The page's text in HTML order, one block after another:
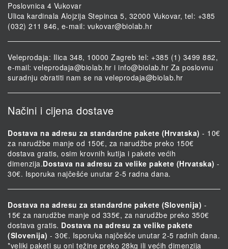
Poslovnica 4 Vukovar
Ulica kardinala Alojzija Stepinca 5, 32000 Vukovar, tel: +385
(032) 211 846, e-mail: vukovar@biolab.hr
Veleprodaja: Ilica 348, 10000 Zagreb tel: +385 (1) 3499 882,
e-mail: veleprodaja@biolab.hr i info@biolab.hr Za poslovnu
suradnju obratiti nam se na veleprodaja@biolab.hr
Načini i cijena dostave
Dostava na adresu za standardne pakete (Hrvatska) - 10€
za narudžbe manje od 150€, za narudžbe preko 150€
dostava gratis, osim krovnih kutija i pakete većih
dimenzija.Dostava na adresu za velike pakete (Hrvatska) -
30€. Isporuka najčešće unutar 2-5 radna dana.
Dostava na adresu za standardne pakete (Slovenija) -
15€ za narudžbe manje od 335€, za narudžbe preko 350€
dostava gratis. Dostava na adresu za velike pakete
(Slovenija) - 30€. Isporuka najčešće unutar 2-5 radnih dana.
*veliki paketi su oni težine preko 28kg ili većih dimenzija